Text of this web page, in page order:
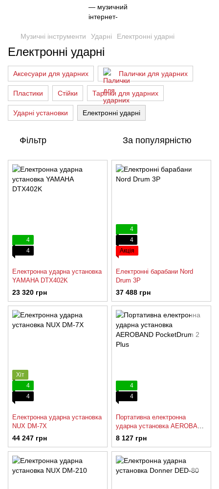
Музичні інструменти Ударні Електронні ударні
Електронні ударні
Аксесуари для ударних Палички для ударних
Пластики Стійки Тарілки для ударних
Ударні установки Електронні ударні
Фільтр За популярністю
4
4
Електронна ударна установка
YAMAHA DTX402K
23 320 грн
4
4
Акція
Електронні барабани Nord
Drum 3P
37 488 грн
Хіт
4
4
Електронна ударна установка
NUX DM-7X
44 247 грн
4
4
Портативна електронна
ударна установка AEROBAND
PocketDrum 2 Plus
8 127 грн